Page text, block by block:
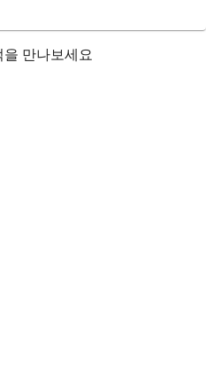
만나보세요